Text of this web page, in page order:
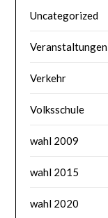
Uncategorized
Veranstaltungen
Verkehr
Volksschule
wahl 2009
wahl 2015
wahl 2020